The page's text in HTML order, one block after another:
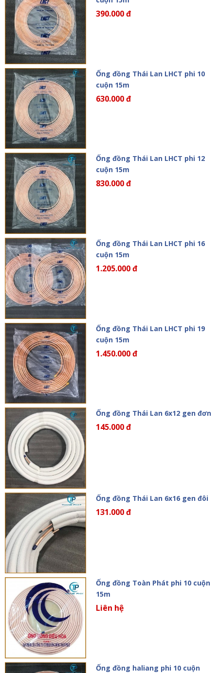
390.000 đ
Ống đồng Thái Lan LHCT phi 10
cuộn 15m
630.000 đ
Ống đồng Thái Lan LHCT phi 12
cuộn 15m
830.000 đ
Ống đồng Thái Lan LHCT phi 16
cuộn 15m
1.205.000 đ
Ống đồng Thái Lan LHCT phi 19
cuộn 15m
1.450.000 đ
Ống đồng Thái Lan 6x12 gen đơn
145.000 đ
Ống đồng Thái Lan 6x16 gen đôi
131.000 đ
Ống đồng Toàn Phát phi 10 cuộn
15m
Liên hệ
Ống đồng haliang phi 10 cuộn